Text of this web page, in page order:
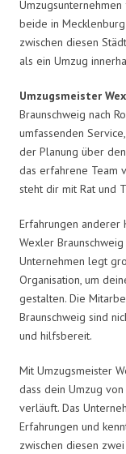
beide in
zwischen diesen
als ein Umzug
Umzugsmeister
Braunschweig nach
umfassenden
der Planung über
das erfahrene Team
steht dir mit Rat und
Erfahrungen anderer
Wexler
Unternehmen legt
Organisation, um
gestalten. Die
Braunschweig sind
und hilfsbereit.
Mit Umzugsmeister
dass dein Umzug
verläuft. Das
Erfahrungen und
zwischen diesen